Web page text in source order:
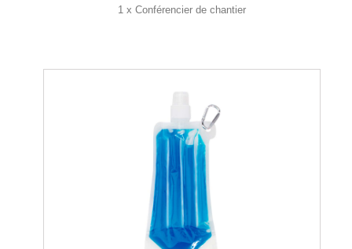
1 x Conférencier de chantier